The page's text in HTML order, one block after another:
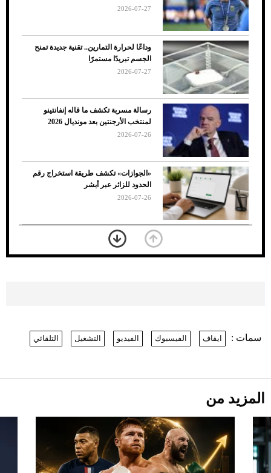
7 نصائح لاختيار لون البنطلون المناسب للقميص
الأسود
2026-07-27
وداعًا لحرارة التمارين.. تقنية جديدة تمنح
الجسم تبريدًا مستمرًا
2026-07-27
رسالة مسربة تكشف ما قاله إنفانتينو
لمنتخب الأرجنتين بعد مونديال 2026
2026-07-26
«الجوازات» تكشف طريقة استخراج رقم
الحدود للزائر عبر أبشر
2026-07-26
بعد 7 أشهر من تعرضه لحادث مروع.. جوشوا
يفوز على برينغا بـ"الضربة القاضية" (فيديو)
Comeback" في جدة (فيديو)
2026-07-25
سمات : ايقاف الفيسبوك الفيديو التشغيل التلقائي
المزيد من